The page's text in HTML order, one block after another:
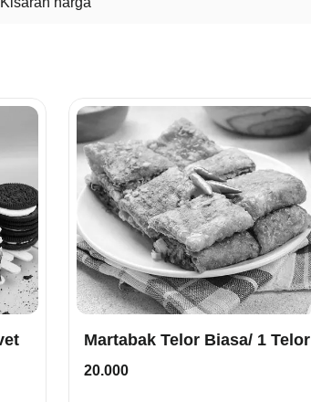
Martabak Telor Biasa/ 1 Telor
20.000